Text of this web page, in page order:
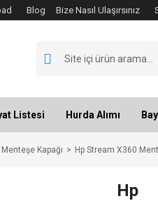
Blog Bize Nasıl Ulaşırsınız
Listesi Hurda Alımı
Kapağı Hp Stream X360
Hp